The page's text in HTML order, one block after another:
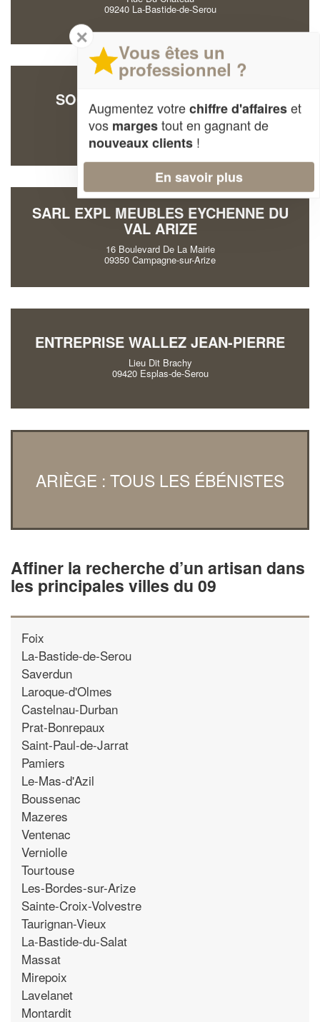
09240 La-Bastide-de-Serou
SOCIÉTÉ ROBLET BENEDICTE
9 Rue Du Pre Commun
09190 Taurignan-Vieux
SARL EXPL MEUBLES EYCHENNE DU
VAL ARIZE
16 Boulevard De La Mairie
09350 Campagne-sur-Arize
ENTREPRISE WALLEZ JEAN-PIERRE
Lieu Dit Brachy
09420 Esplas-de-Serou
ARIÈGE : TOUS LES ÉBÉNISTES
Affiner la recherche d’un artisan dans
les principales villes du 09
Foix
La-Bastide-de-Serou
Saverdun
Laroque-d'Olmes
Castelnau-Durban
Prat-Bonrepaux
Saint-Paul-de-Jarrat
Pamiers
Le-Mas-d'Azil
Boussenac
Mazeres
Ventenac
Verniolle
Tourtouse
Les-Bordes-sur-Arize
Sainte-Croix-Volvestre
Taurignan-Vieux
La-Bastide-du-Salat
Massat
Mirepoix
Lavelanet
Montardit
✕
Vous êtes un
professionnel ?
Augmentez votrechiffre d'affaireset
vos margestout en gagnant de
nouveaux clients !
En savoir plus